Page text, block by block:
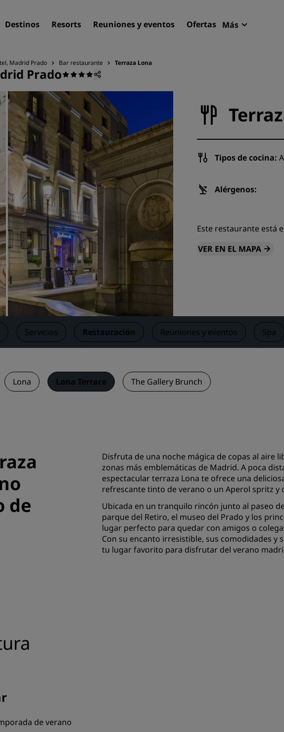
Destinos Resorts Reuniones y eventos Ofertas Más
Resorts
Hoteles nuevos y de
Reuniones y eventos
Reserva un espacio de
Solicita un presupuesto
Buscar vuelos
Restaurantes
Buscar restaurantes
Madrid Prado Bar restaurante Terraza Lona
Prado
Tipos de cocina:
Alérgenos:
Este restaurante está
VER EN EL MAPA
Servicios Restauración Reuniones y eventos Spa
Lona Lona Terrace The Gallery Brunch
de
Disfruta de una noche mágica de copas al aire
zonas más emblemáticas de Madrid. A poca
espectacular terraza Lona te ofrece una
refrescante tinto de verano o un Aperol spritz y
Ubicada en un tranquilo rincón junto al paseo
parque del Retiro, el museo del Prado y los
lugar perfecto para quedar con amigos o
Con su encanto irresistible, sus comodidades y
tu lugar favorito para disfrutar del verano
de verano